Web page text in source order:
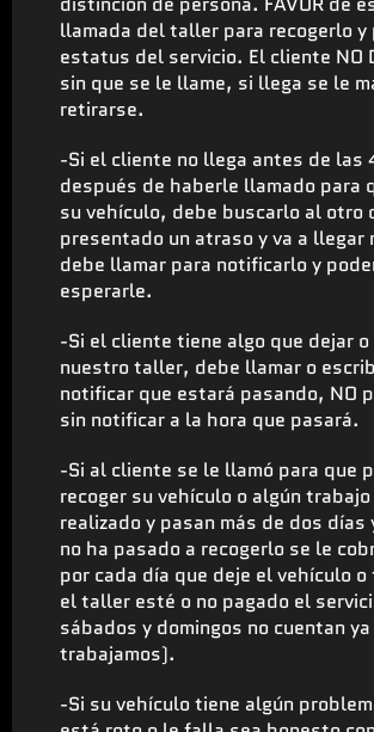
llamada del taller para recogerlo y
estatus del servicio. El cliente NO
sin que se le llame, si llega se le
retirarse.
-Si el cliente no llega antes de las
después de haberle llamado para
su vehículo, debe buscarlo al otro
presentado un atraso y va a llegar
debe llamar para notificarlo y
esperarle.
-Si el cliente tiene algo que dejar o
nuestro taller, debe llamar o
notificar que estará pasando, NO
sin notificar a la hora que pasará.
-Si al cliente se le llamó para que
recoger su vehículo o algún
realizado y pasan más de dos días
no ha pasado a recogerlo se le
por cada día que deje el vehículo
el taller esté o no pagado el
sábados y domingos no cuentan
trabajamos).
-Si su vehículo tiene algún